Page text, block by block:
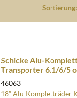
Sortierung:
Schicke Alu-
Transporter 6.1/6/5
46063
18” Alu-Kompletträder